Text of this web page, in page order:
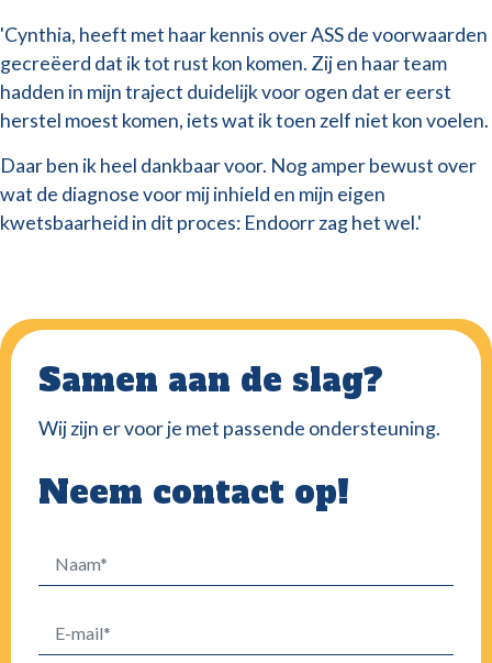
'Cynthia, heeft met haar kennis over ASS de voorwaarden
gecreëerd dat ik tot rust kon komen. Zij en haar team
hadden in mijn traject duidelijk voor ogen dat er eerst
herstel moest komen, iets wat ik toen zelf niet kon voelen.
Daar ben ik heel dankbaar voor. Nog amper bewust over
wat de diagnose voor mij inhield en mijn eigen
kwetsbaarheid in dit proces: Endoorr zag het wel.'
Samen aan de slag?
Wij zijn er voor je met passende ondersteuning.
Neem contact op!